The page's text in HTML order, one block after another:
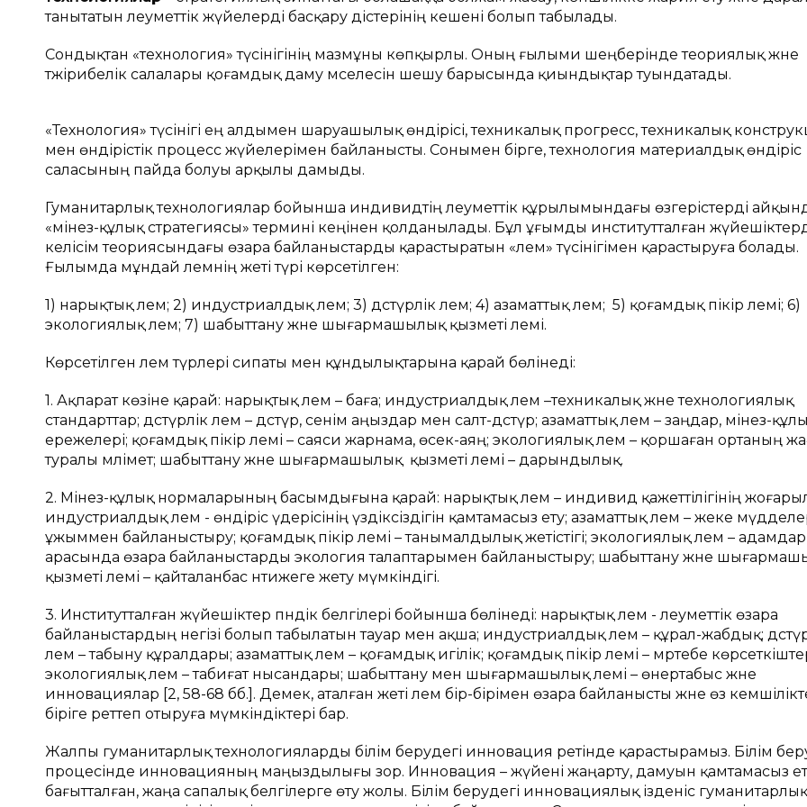
танытатын әлеуметтік жүйелерді басқару әдістерінің кешені болып табылады.
Сондықтан «технология» түсінігінің мазмұны көпқырлы. Оның ғылыми шеңберінде теориялық және
тәжірибелік салалары қоғамдық даму мәселесін шешу барысында қиындықтар туындатады.
«Технология» түсінігі ең алдымен шаруашылық өндірісі, техникалық прогресс, техникалық
мен өндірістік процесс жүйелерімен байланысты. Сонымен бірге, технология материалдық өндіріс
саласының пайда болуы арқылы дамыды.
Гуманитарлық технологиялар бойынша индивидтің әлеуметтік құрылымындағы өзгерістерді
«мінез-құлық стратегиясы» термині кеңінен қолданылады. Бұл ұғымды институтталған
келісім теориясындағы өзара байланыстарды қарастыратын «әлем» түсінігімен қарастыруға болады.
Ғылымда мұндай әлемнің жеті түрі көрсетілген:
1) нарықтық әлем; 2) индустриалдық әлем; 3) дәстүрлік әлем; 4) азаматтық әлем; 5) қоғамдық пікір әлемі; 6)
экологиялық әлем; 7) шабыттану және шығармашылық қызметі әлемі.
Көрсетілген әлем түрлері сипаты мен құндылықтарына қарай бөлінеді:
1. Ақпарат көзіне қарай: нарықтық әлем – баға; индустриалдық әлем –техникалық және технологиялық
стандарттар; дәстүрлік әлем – дәстүр, сенім аңыздар мен салт-дәстүр; азаматтық әлем – заңдар, мінез-
ережелері; қоғамдық пікір әлемі – саяси жарнама, өсек-аяң; экологиялық әлем – қоршаған ортаның
туралы мәлімет; шабыттану және шығармашылық қызметі әлемі – дарындылық.
2. Мінез-құлық нормаларының басымдығына қарай: нарықтық әлем – индивид қажеттілігінің
индустриалдық әлем - өндіріс үдерісінің үздіксіздігін қамтамасыз ету; азаматтық әлем – жеке
ұжыммен байланыстыру; қоғамдық пікір әлемі – танымалдылық жетістігі; экологиялық әлем – адамдар
арасында өзара байланыстарды экология талаптарымен байланыстыру; шабыттану және
қызметі әлемі – қайталанбас нәтижеге жету мүмкіндігі.
3. Институтталған жүйешіктер пәндік белгілері бойынша бөлінеді: нарықтық әлем - әлеуметтік өзара
байланыстардың негізі болып табылатын тауар мен ақша; индустриалдық әлем – құрал-жабдық;
әлем – табыну құралдары; азаматтық әлем – қоғамдық игілік; қоғамдық пікір әлемі – мәртебе
экологиялық әлем – табиғат нысандары; шабыттану мен шығармашылық әлемі – өнертабыс және
инновациялар [2, 58-68 бб.]. Демек, аталған жеті әлем бір-бірімен өзара байланысты және өз
біріге реттеп отыруға мүмкіндіктері бар.
Жалпы гуманитарлық технологияларды білім берудегі инновация ретінде қарастырамыз. Білім
процесінде инновацияның маңыздылығы зор. Инновация – жүйені жаңарту, дамуын қамтамасыз
бағытталған, жаңа сапалық белгілерге өту жолы. Білім берудегі инновациялық ізденіс гуманитарлық